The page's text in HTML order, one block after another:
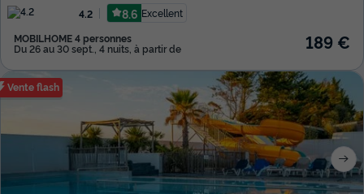
4.2
8.6 Excellent
MOBILHOME 4 personnes
Du 26 au 30 sept., 4 nuits, à partir de 189 €
Vente flash